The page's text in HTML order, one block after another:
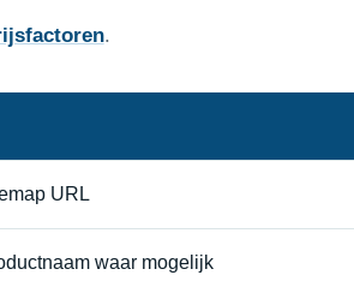
.
URL
waar mogelijk